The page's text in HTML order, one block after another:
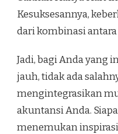
Kesuksesannya,
dari kombinasi antara
Jadi, bagi Anda yang
jauh, tidak ada
mengintegrasikan
akuntansi Anda.
menemukan